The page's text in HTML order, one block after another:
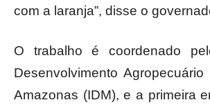
com a laranja”, disse o
O trabalho é coordenado
Desenvolvimento
Amazonas (IDM), e a primeira